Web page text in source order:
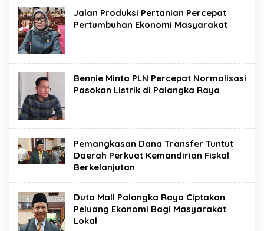
Jalan Produksi Pertanian Percepat
Pertumbuhan Ekonomi Masyarakat
Bennie Minta PLN Percepat Normalisasi
Pasokan Listrik di Palangka Raya
Pemangkasan Dana Transfer Tuntut
Daerah Perkuat Kemandirian Fiskal
Berkelanjutan
Duta Mall Palangka Raya Ciptakan
Peluang Ekonomi Bagi Masyarakat
Lokal